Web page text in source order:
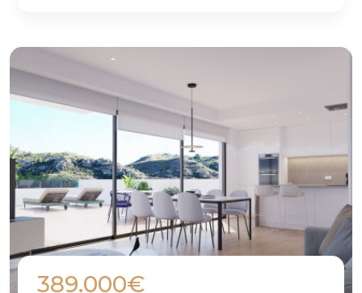
389.000€